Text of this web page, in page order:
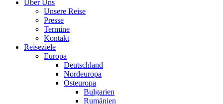
Über Uns
Unsere Reise
Presse
Termine
Kontakt
Reiseziele
Europa
Deutschland
Nordeuropa
Osteuropa
Bulgarien
Rumänien